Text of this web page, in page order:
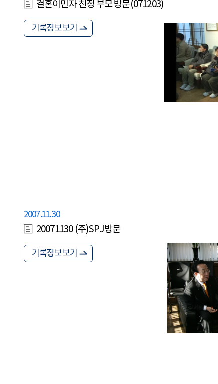
결혼이민자 친정 부모 방문(071203)
기록정보보기
2007.11.30
20071130 (주)SPJ방문
기록정보보기